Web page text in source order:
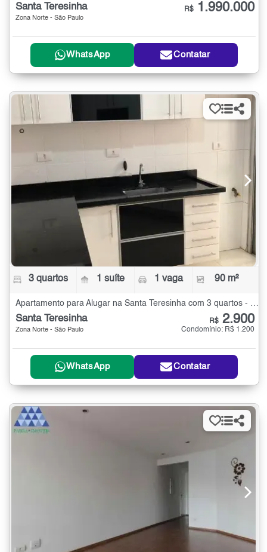
Santa Teresinha
Zona Norte - São Paulo
R$ 1.990.000
WhatsApp Contatar
3 quartos 1 suíte 1 vaga 90 m²
Santa Teresinha
Zona Norte - São Paulo
R$ 2.900
Condomínio: R$ 1.200
WhatsApp Contatar